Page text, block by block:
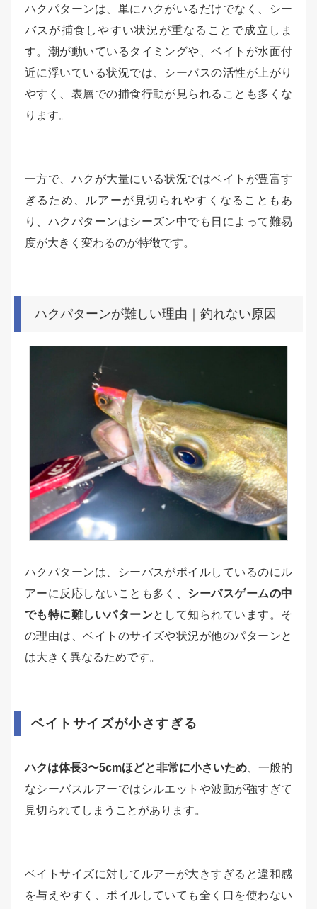
ハクパターンは、単にハクがいるだけでなく、シー
バスが捕食しやすい状況が重なることで成立しま
す。潮が動いているタイミングや、ベイトが水面付
近に浮いている状況では、シーバスの活性が上がり
やすく、表層での捕食行動が見られることも多くな
ります。
一方で、ハクが大量にいる状況ではベイトが豊富す
ぎるため、ルアーが見切られやすくなることもあ
り、ハクパターンはシーズン中でも日によって難易
度が大きく変わるのが特徴です。
ハクパターンが難しい理由｜釣れない原因
ハクパターンは、シーバスがボイルしているのにル
アーに反応しないことも多く、 シーバスゲームの中
でも特に難しいパターンとして知られています。そ
の理由は、ベイトのサイズや状況が他のパターンと
は大きく異なるためです。
ベイトサイズが小さすぎる
ハクは体長3〜5cmほどと非常に小さいため、一般的
なシーバスルアーではシルエットや波動が強すぎて
見切られてしまうことがあります。
ベイトサイズに対してルアーが大きすぎると違和感
を与えやすく、ボイルしていても全く口を使わない